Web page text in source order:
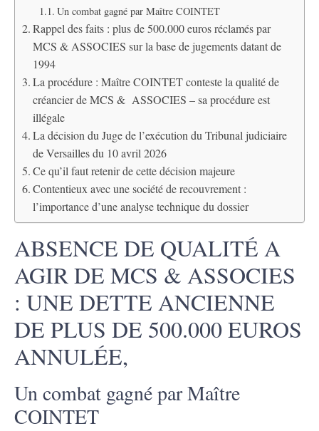
Un combat gagné par Maître COINTET
Rappel des faits : plus de 500.000 euros réclamés par
MCS & ASSOCIES sur la base de jugements datant de
1994
La procédure : Maître COINTET conteste la qualité de
créancier de MCS & ASSOCIES – sa procédure est
illégale
La décision du Juge de l’exécution du Tribunal judiciaire
de Versailles du 10 avril 2026
Ce qu’il faut retenir de cette décision majeure
Contentieux avec une société de recouvrement :
l’importance d’une analyse technique du dossier
ABSENCE DE QUALITÉ A
AGIR DE MCS & ASSOCIES
: UNE DETTE ANCIENNE
DE PLUS DE 500.000 EUROS
ANNULÉE,
Un combat gagné par Maître
COINTET